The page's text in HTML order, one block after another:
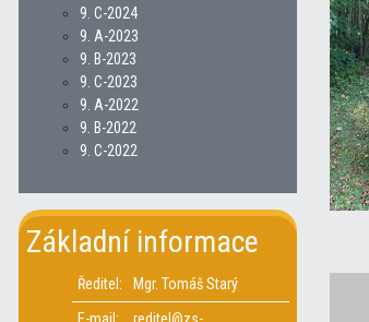
9. C-2024
9. A-2023
9. B-2023
9. C-2023
9. A-2022
9. B-2022
9. C-2022
Základní informace
Ředitel:
Mgr. Tomáš Starý